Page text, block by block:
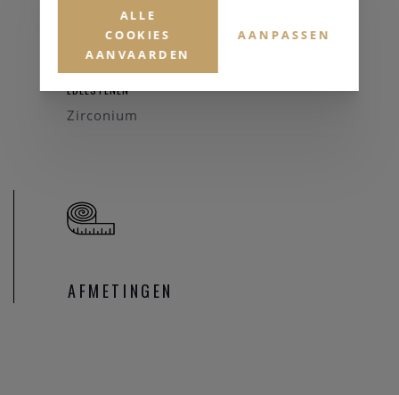
MATERIAAL & KLEUR
Zilver 925
EDELSTENEN
Zirconium
AFMETINGEN
ALLE
COOKIES
AANVAARDEN
AANPASSEN